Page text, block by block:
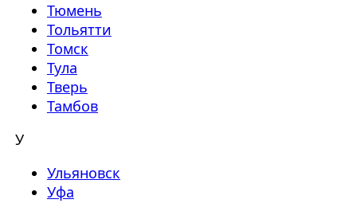
Тюмень
Тольятти
Томск
Тула
Тверь
Тамбов
У
Ульяновск
Уфа